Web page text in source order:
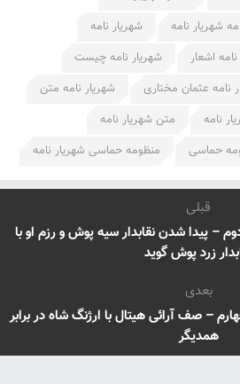
شهریار نامه
شهریار نامه
اشعار
شهریار نامه چیست
نامه عثمان مختاری
شهریار نامه متن
نامه
متن شهریار نامه
حماسی منظومه حماسی شهریار نامه
قبلی
– پیدا شدن نقابدار سیه پوش و رزم او با
زرد پوش گوید
بعدی
– صف آرائی هیتال با ارژنگ شاه در برابر
همدیگر